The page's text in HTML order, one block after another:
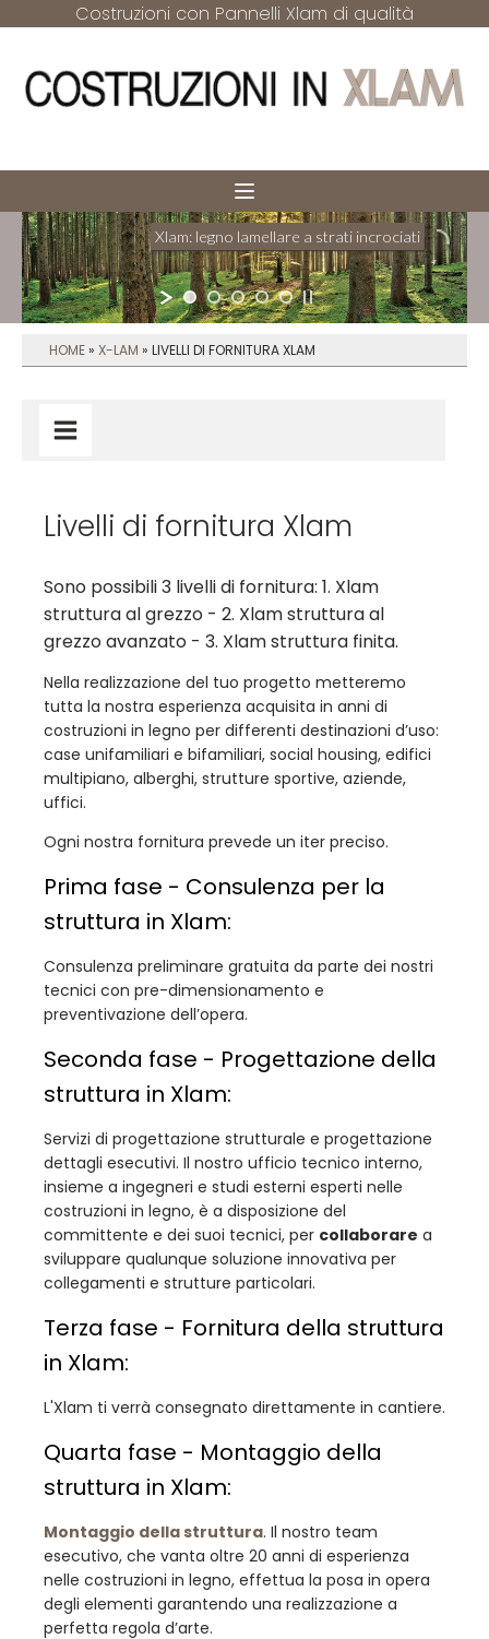
Costruzioni con Pannelli Xlam di qualità
Xlam: legno lamellare a strati incrociati
Il sistema strutturale per pareti e solai
HOME» X-LAM » LIVELLI DI FORNITURA XLAM
Livelli di fornitura Xlam
Sono possibili 3 livelli di fornitura: 1. Xlam
struttura al grezzo - 2. Xlam struttura al
grezzo avanzato - 3. Xlam struttura finita.
Nella realizzazione del tuo progetto metteremo
tutta la nostra esperienza acquisita in anni di
costruzioni in legno per differenti destinazioni d’uso:
case unifamiliari e bifamiliari, social housing, edifici
multipiano, alberghi, strutture sportive, aziende,
uffici.
Ogni nostra fornitura prevede un iter preciso.
Prima fase - Consulenza per la
struttura in Xlam:
Consulenza preliminare gratuita da parte dei nostri
tecnici con pre-dimensionamento e
preventivazione dell’opera.
Seconda fase - Progettazione della
struttura in Xlam:
Servizi di progettazione strutturale e progettazione
dettagli esecutivi. Il nostro ufficio tecnico interno,
insieme a ingegneri e studi esterni esperti nelle
costruzioni in legno, è a disposizione del
committente e dei suoi tecnici, per collaborare a
sviluppare qualunque soluzione innovativa per
collegamenti e strutture particolari.
Terza fase - Fornitura della struttura
in Xlam:
L'Xlam ti verrà consegnato direttamente in cantiere.
Quarta fase - Montaggio della
struttura in Xlam:
Montaggio della struttura. Il nostro team
esecutivo, che vanta oltre 20 anni di esperienza
nelle costruzioni in legno, effettua la posa in opera
degli elementi garantendo una realizzazione a
perfetta regola d’arte.